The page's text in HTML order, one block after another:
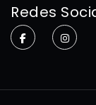
Redes